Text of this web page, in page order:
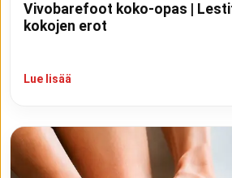
Vivobarefoot koko-opas |
kokojen erot
Lue lisää